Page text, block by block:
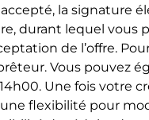
la signature
durant lequel
de l’offre.
Vous
Une fois votre
flexibilité pour